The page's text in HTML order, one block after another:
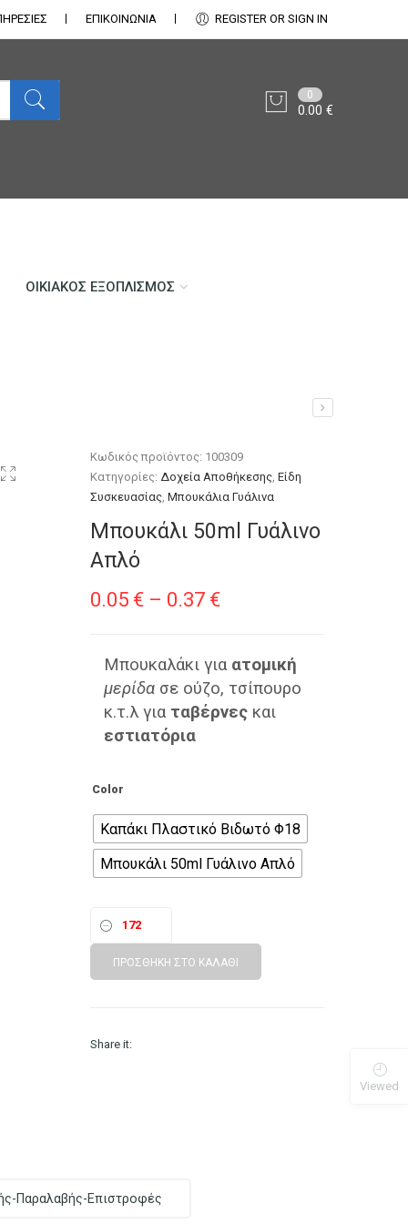
ΕΠΙΚΟΙΝΩΝΊΑ REGISTER OR SIGN IN
0
0.00€
ΟΙΚΙΑΚΌΣ ΕΞΟΠΛΙΣΜΌΣ
Κωδικός προϊόντος: 100309
Κατηγορίες:Δοχεία Αποθήκεσης,Είδη
Συσκευασίας,Μπουκάλια Γυάλινα
Μπουκάλι 50ml Γυάλινο
Απλό
0.05 € – 0.37 €Price
0.05 €
through
0.37 €
Μπουκαλάκι για ατομική
μερίδα σε ούζο, τσίπουρο
κ.τ.λ για ταβέρνες και
εστιατόρια
Color
Καπάκι Πλαστικό Βιδωτό Φ18
Μπουκάλι 50ml Γυάλινο Απλό
ΠΡΟΣΘΉΚΗ ΣΤΟ ΚΑΛΆΘΙ
Share it:
Παραλαβής-Επιστροφές
Viewed